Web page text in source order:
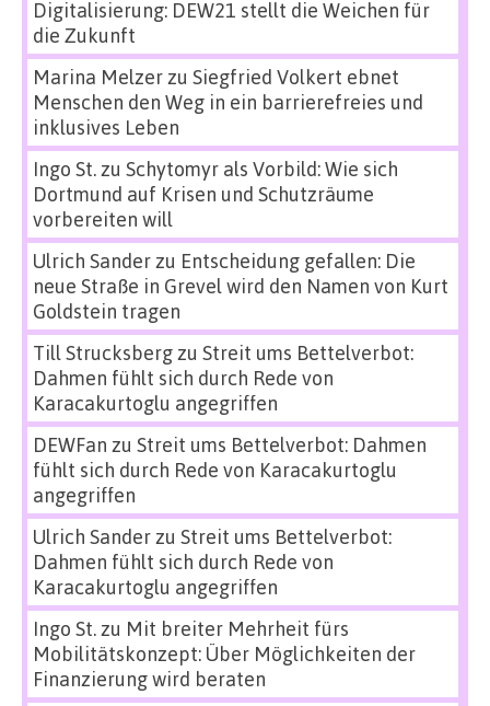
Digitalisierung: DEW21 stellt die Weichen für
die Zukunft
Marina Melzerzu Siegfried Volkert ebnet
Menschen den Weg in ein barrierefreies und
inklusives Leben
Ingo St.zu Schytomyr als Vorbild: Wie sich
Dortmund auf Krisen und Schutzräume
vorbereiten will
Ulrich Sanderzu Entscheidung gefallen: Die
neue Straße in Grevel wird den Namen von Kurt
Goldstein tragen
Till Strucksbergzu Streit ums Bettelverbot:
Dahmen fühlt sich durch Rede von
Karacakurtoglu angegriffen
DEWFan zu Streit ums Bettelverbot: Dahmen
fühlt sich durch Rede von Karacakurtoglu
angegriffen
Ulrich Sanderzu Streit ums Bettelverbot:
Dahmen fühlt sich durch Rede von
Karacakurtoglu angegriffen
Ingo St.zu Mit breiter Mehrheit fürs
Mobilitätskonzept: Über Möglichkeiten der
Finanzierung wird beraten